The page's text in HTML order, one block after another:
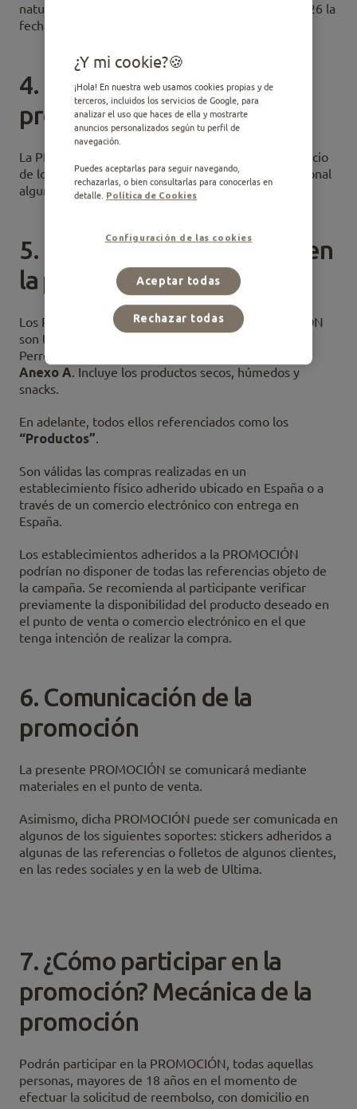
naturales posteriores, siendo el 10 de agosto de 2026 la
fecha límite para solicitarlo.
4. Carácter gratuito de la
promoción
La PROMOCIÓN no implicará un incremento del precio
de los Productos que se promocionan, ni pago adicional
alguno para el consumidor.
5. Los productos incluidos en
la promoción
Los Productos cubiertos por la presente PROMOCIÓN
son todos los que forman parte de la gama Ultima
Perro, conforme al listado completo recogido en el
Anexo A. Incluye los productos secos, húmedos y
snacks.
En adelante, todos ellos referenciados como los
“Productos”.
Son válidas las compras realizadas en un
establecimiento físico adherido ubicado en España o a
través de un comercio electrónico con entrega en
España.
Los establecimientos adheridos a la PROMOCIÓN
podrían no disponer de todas las referencias objeto de
la campaña. Se recomienda al participante verificar
previamente la disponibilidad del producto deseado en
el punto de venta o comercio electrónico en el que
tenga intención de realizar la compra.
6. Comunicación de la
promoción
La presente PROMOCIÓN se comunicará mediante
materiales en el punto de venta.
Asimismo, dicha PROMOCIÓN puede ser comunicada en
algunos de los siguientes soportes: stickers adheridos a
algunas de las referencias o folletos de algunos clientes,
en las redes sociales y en la web de Ultima.
7. ¿Cómo participar en la
promoción? Mecánica de la
promoción
Podrán participar en la PROMOCIÓN, todas aquellas
personas, mayores de 18 años en el momento de
efectuar la solicitud de reembolso, con domicilio en
¿Y mi cookie?
¡Hola! En nuestra web usamos cookies propias y de
terceros, incluidos los servicios de Google, para
analizar el uso que haces de ella y mostrarte
anuncios personalizados según tu perfil de
navegación.
Puedes aceptarlas para seguir navegando,
rechazarlas, o bien consultarlas para conocerlas en
detalle. Política de Cookies
Configuración de las cookies
Rechazar todas
Aceptar todas